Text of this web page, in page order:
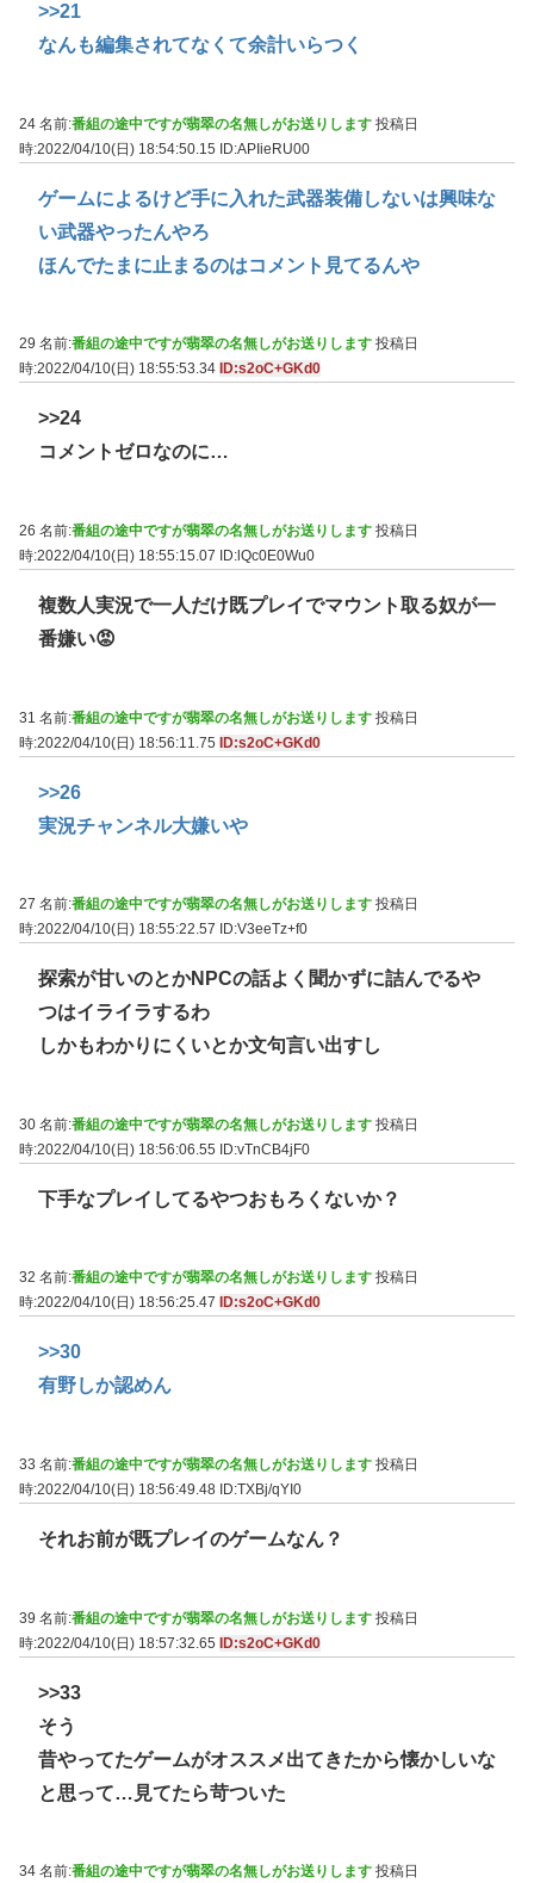
>>21
なんも編集されてなくて余計いらつく
24 名前:番組の途中ですが翡翠の名無しがお送りします 投稿日
時:2022/04/10(日) 18:54:50.15 ID:APIieRU00
ゲームによるけど手に入れた武器装備しないは興味な
い武器やったんやろ
ほんでたまに止まるのはコメント見てるんや
29 名前:番組の途中ですが翡翠の名無しがお送りします 投稿日
時:2022/04/10(日) 18:55:53.34 ID:s2oC+GKd0
>>24
コメントゼロなのに…
26 名前:番組の途中ですが翡翠の名無しがお送りします 投稿日
時:2022/04/10(日) 18:55:15.07
ID:lQc0E0Wu0
複数人実況で一人だけ既プレイでマウント取る奴が一
番嫌い😡
31 名前:番組の途中ですが翡翠の名無しがお送りします 投稿日
時:2022/04/10(日) 18:56:11.75 ID:s2oC+GKd0
>>26
実況チャンネル大嫌いや
27 名前:番組の途中ですが翡翠の名無しがお送りします 投稿日
時:2022/04/10(日) 18:55:22.57
ID:V3eeTz+f0
探索が甘いのとかNPCの話よく聞かずに詰んでるや
つはイライラするわ
しかもわかりにくいとか文句言い出すし
30 名前:番組の途中ですが翡翠の名無しがお送りします 投稿日
時:2022/04/10(日) 18:56:06.55 ID:vTnCB4jF0
下手なプレイしてるやつおもろくないか？
32 名前:番組の途中ですが翡翠の名無しがお送りします 投稿日
時:2022/04/10(日) 18:56:25.47
ID:s2oC+GKd0
>>30
有野しか認めん
33 名前:番組の途中ですが翡翠の名無しがお送りします 投稿日
時:2022/04/10(日) 18:56:49.48 ID:TXBj/qYI0
それお前が既プレイのゲームなん？
39 名前:番組の途中ですが翡翠の名無しがお送りします 投稿日
時:2022/04/10(日) 18:57:32.65 ID:s2oC+GKd0
>>33
そう
昔やってたゲームがオススメ出てきたから懐かしいな
と思って…見てたら苛ついた
34 名前:番組の途中ですが翡翠の名無しがお送りします 投稿日